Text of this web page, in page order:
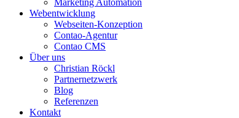
Marketing Automation
Webentwicklung
Webseiten-Konzeption
Contao-Agentur
Contao CMS
Über uns
Christian Röckl
Partnernetzwerk
Blog
Referenzen
Kontakt